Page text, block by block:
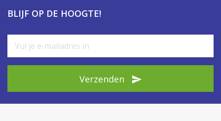
BLIJF OP DE HOOGTE!
Verzenden